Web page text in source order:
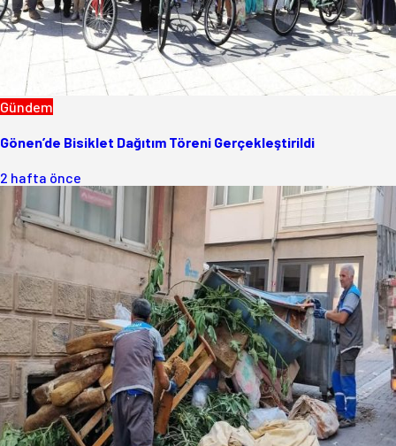
Gündem
Gönen’de Bisiklet Dağıtım Töreni Gerçekleştirildi
2 hafta önce